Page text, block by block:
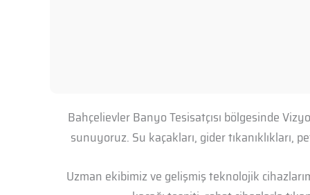
Bahçelievler Banyo Tesisatçısı bölgesinde
sunuyoruz. Su kaçakları, gider
Uzman ekibimiz ve gelişmiş teknolojik